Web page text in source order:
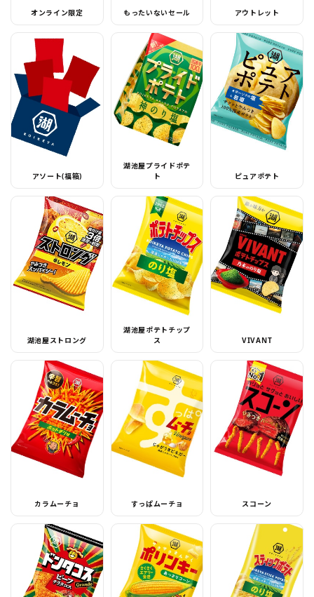
オンライン限定 もったいないセール アウトレット
アソート(福箱)
湖池屋プライドポテ
ト
ピュアポテト
湖池屋ストロング
湖池屋ポテトチップ
ス
VIVANT
カラムーチョ すっぱムーチョ スコーン